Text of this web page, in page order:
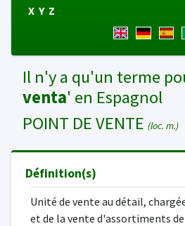
X Y Z
Il n'y a qu'un terme
venta' en Espagnol
POINT DE VENTE (loc. m.)
Définition(s)
Unité de vente au détail,
et de la vente d'assortiments